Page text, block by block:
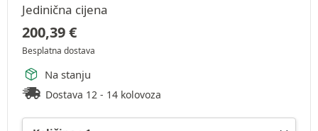
Jedinična cijena
200,39€
Besplatna dostava
Na stanju
Dostava 12 - 14 kolovoza